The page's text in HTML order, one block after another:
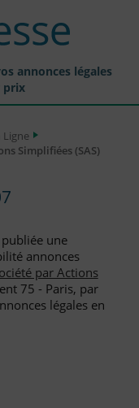
annonces légales
prix
Légales
Ligne
Simplifiées (SAS)
publiée une
annonces
par Actions
75 - Paris, par
légales en